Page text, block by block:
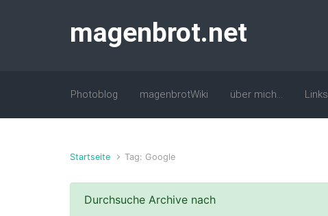
magenbrot.net
Photoblog magenbrotWiki über mich… Links
Startseite Tag: Google
Durchsuche Archive nach